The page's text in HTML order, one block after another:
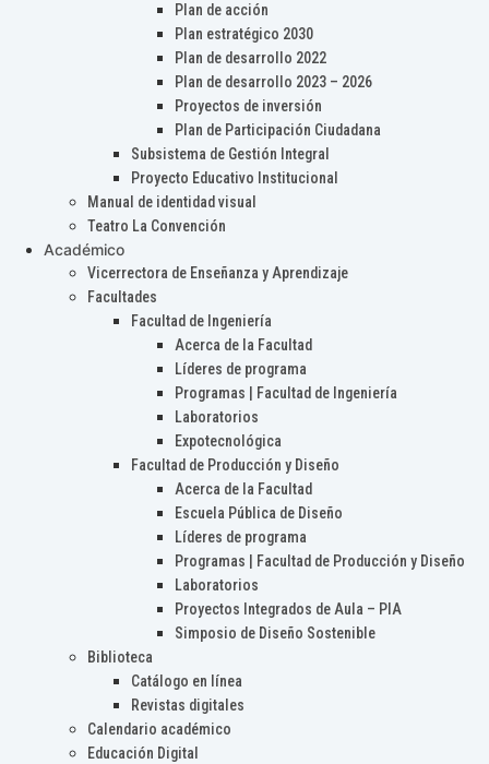
Plan de acción
Plan estratégico 2030
Plan de desarrollo 2022
Plan de desarrollo 2023 – 2026
Proyectos de inversión
Plan de Participación Ciudadana
Subsistema de Gestión Integral
Proyecto Educativo Institucional
Manual de identidad visual
Teatro La Convención
Académico
Vicerrectora de Enseñanza y Aprendizaje
Facultades
Facultad de Ingeniería
Acerca de la Facultad
Líderes de programa
Programas | Facultad de Ingeniería
Laboratorios
Expotecnológica
Facultad de Producción y Diseño
Acerca de la Facultad
Escuela Pública de Diseño
Líderes de programa
Programas | Facultad de Producción y Diseño
Laboratorios
Proyectos Integrados de Aula – PIA
Simposio de Diseño Sostenible
Biblioteca
Catálogo en línea
Revistas digitales
Calendario académico
Educación Digital